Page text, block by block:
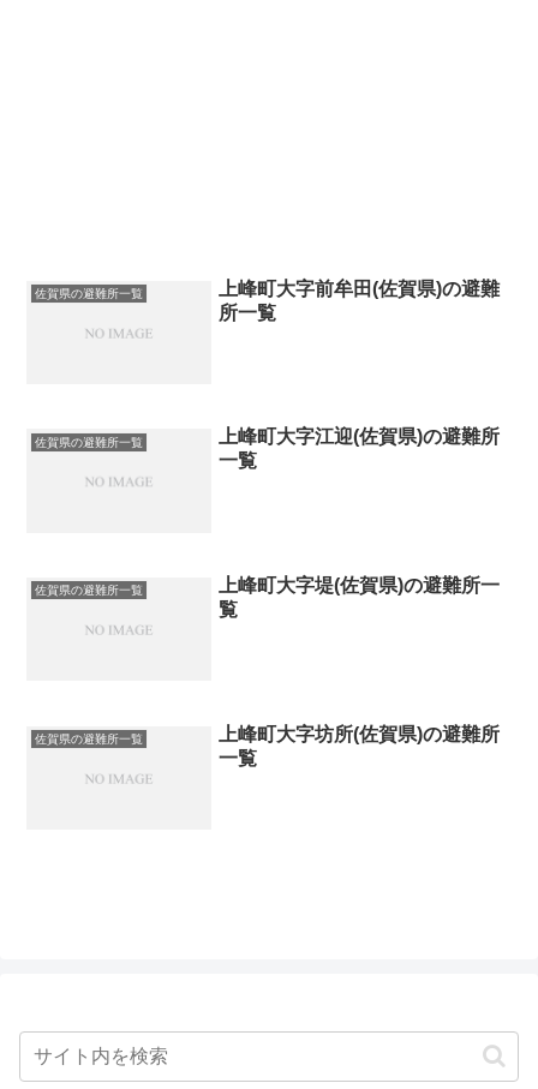
佐賀県の避難所一覧
上峰町大字前牟田(佐賀県)の避難
所一覧
佐賀県の避難所一覧
上峰町大字江迎(佐賀県)の避難所
一覧
佐賀県の避難所一覧
上峰町大字堤(佐賀県)の避難所一
覧
佐賀県の避難所一覧
上峰町大字坊所(佐賀県)の避難所
一覧